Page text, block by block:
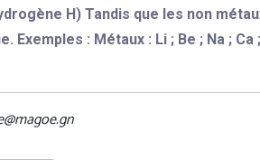
H) Tandis que les non
: Métaux : Li ; Be ; Na ; Ca